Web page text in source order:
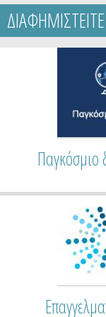
Παγκόσμιο
Τουριστικός